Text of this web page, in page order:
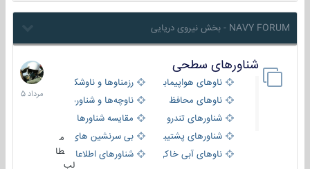
NAVY FORUM - بخش نیروی دریایی
شناورهای سطحی
ناوهای هواپیمابر و بالگرد بررزمناوها و ناوشکن‌ها
ناوهای محافظ
ناوچه‌ها و شناورهای گشتی
شناورهای تندرو
مقایسه شناورها
شناورهای پشتیبانی
بی سرنشین های دریایی
ناوهای آبی خاکی و نیروبرشناورهای اطلاعاتی و جاسوسی
طا
لب
2
مرداد
1405